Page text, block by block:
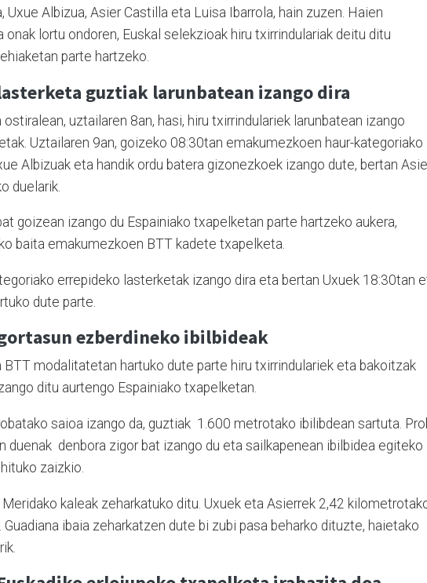
Uxue Albizua, Asier Castilla eta Luisa Ibarrola, hain zuzen. Haien
lortu ondoren, Euskal selekzioak hiru txirrindulariak deitu ditu
parte hartzeko.
guztiak larunbatean izango dira
uztailaren 8an, hasi, hiru txirrindulariek larunbatean izango
Uztailaren 9an, goizeko 08:30tan emakumezkoen haur-kategoriako
Albizuak eta handik ordu batera gizonezkoek izango dute, bertan
duelarik.
goizean izango du Espainiako txapelketan parte hartzeko aukera,
baita emakumezkoen BTT kadete txapelketa.
errepideko lasterketak izango dira eta bertan Uxuek 18:30tan
dute parte.
ezberdineko ibilbideak
BTT modalitatetan hartuko dute parte hiru txirrindulariek eta bakoitzak
ditu aurtengo Espainiako txapelketan.
saioa izango da, guztiak 1.600 metrotako ibilibdean sartuta.
duenak denbora zigor bat izango du eta sailkapenean ibilbidea egiteko
zaizkio.
kaleak zeharkatuko ditu. Uxuek eta Asierrek 2,42
Guadiana ibaia zeharkatzen dute bi zubi pasa beharko dituzte, haietako